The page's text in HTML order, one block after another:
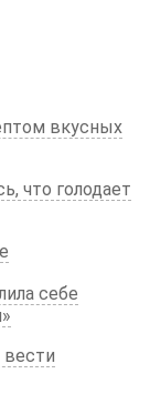
вкусных
что голодает
себе
вести